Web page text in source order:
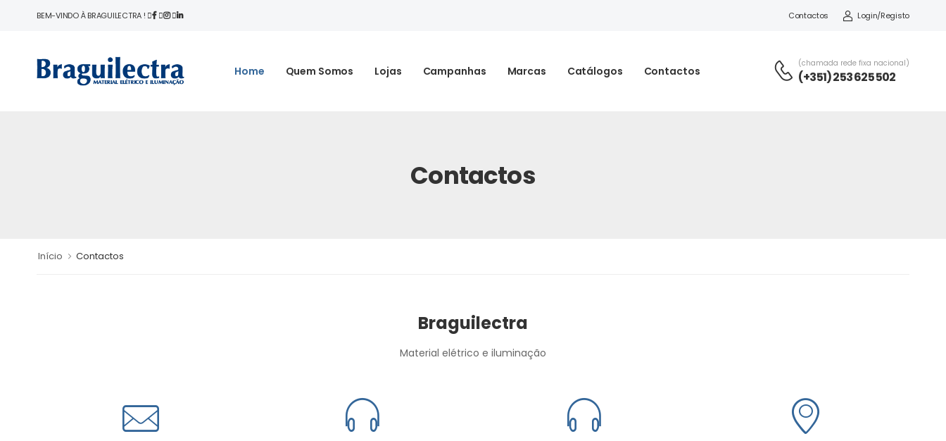
BEM-VINDO À BRAGUILECTRA ! Contactos Login/Registo
Home Quem Somos Lojas Campanhas Marcas Catálogos Contactos
(chamada rede fixa nacional)
(+351) 253 625 502
Contactos
Início Contactos
Braguilectra
Material elétrico e iluminação